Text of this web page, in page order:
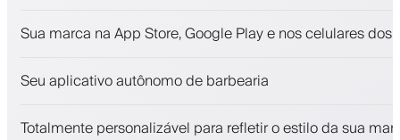
Pagamentos, depósito caução
Envolva clientes com um programa de fidelidade
Sua marca na App Store, Google Play e nos celulares dos
Seu aplicativo autônomo de barbearia
Totalmente personalizável para refletir o estilo da sua